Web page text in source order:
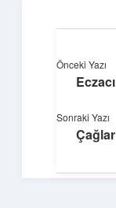
Önceki Yazı
Sonraki Yazı